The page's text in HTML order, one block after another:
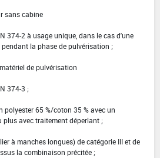
sans cabine
374-2 à usage unique, dans le cas d'une
la phase de pulvérisation ;
de pulvérisation
374-3 ;
polyester 65 %/coton 35 % avec un
plus avec traitement déperlant ;
à manches longues) de catégorie III et de
la combinaison précitée ;